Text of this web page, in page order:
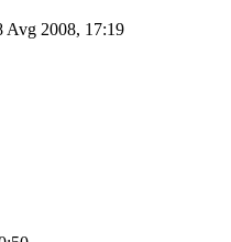
Avg 2008, 17:19